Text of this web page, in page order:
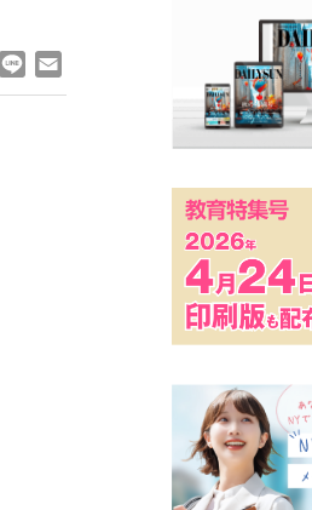
Facebook
Line